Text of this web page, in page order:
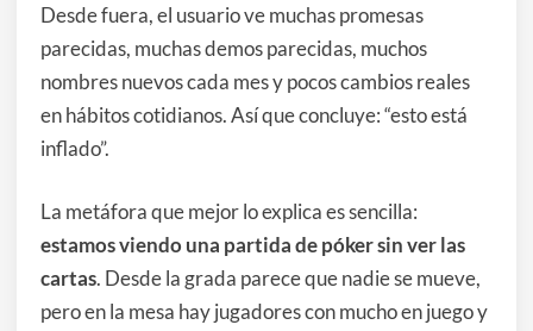
Desde fuera, el usuario ve muchas promesas
parecidas, muchas demos parecidas, muchos
nombres nuevos cada mes y pocos cambios reales
en hábitos cotidianos. Así que concluye: “esto está
inflado”.
La metáfora que mejor lo explica es sencilla:
estamos viendo una partida de póker sin ver las
cartas. Desde la grada parece que nadie se mueve,
pero en la mesa hay jugadores con mucho en juego y